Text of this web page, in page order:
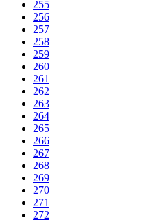
255
256
257
258
259
260
261
262
263
264
265
266
267
268
269
270
271
272